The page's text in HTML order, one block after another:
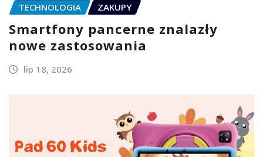
TECHNOLOGIA ZAKUPY
Smartfony pancerne znalazły
nowe zastosowania
lip 18, 2026